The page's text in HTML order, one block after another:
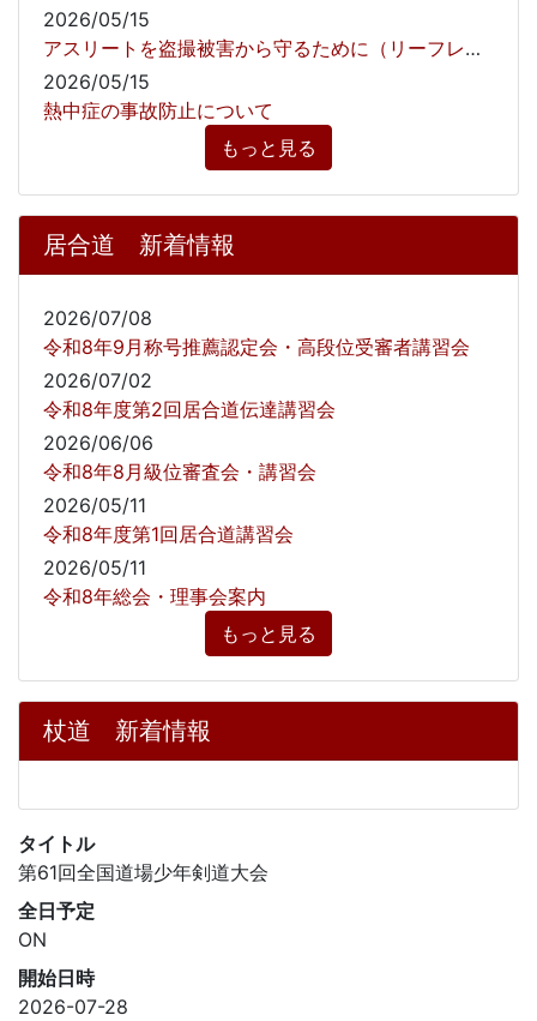
タイトル
第61回全国道場少年剣道大会
全日予定
ON
開始日時
2026-07-28
2026/05/15
アスリートを盗撮被害から守るために（リーフレット）
2026/05/15
熱中症の事故防止について
もっと見る
居合道 新着情報
2026/07/08
令和8年9月称号推薦認定会・高段位受審者講習会
2026/07/02
令和8年度第2回居合道伝達講習会
2026/06/06
令和8年8月級位審査会・講習会
2026/05/11
令和8年度第1回居合道講習会
2026/05/11
令和8年総会・理事会案内
もっと見る
杖道 新着情報